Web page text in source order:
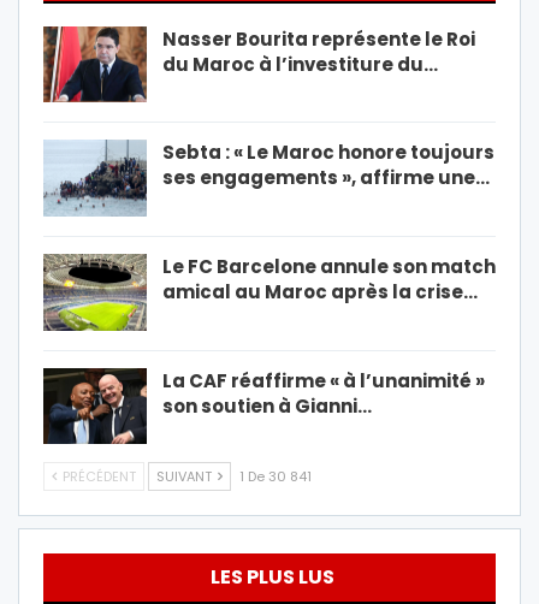
Nasser Bourita représente le Roi
du Maroc à l’investiture du…
Sebta : « Le Maroc honore toujours
ses engagements », affirme une…
Le FC Barcelone annule son match
amical au Maroc après la crise…
La CAF réaffirme « à l’unanimité »
son soutien à Gianni…
PRÉCÉDENT SUIVANT 1 De 30 841
LES PLUS LUS